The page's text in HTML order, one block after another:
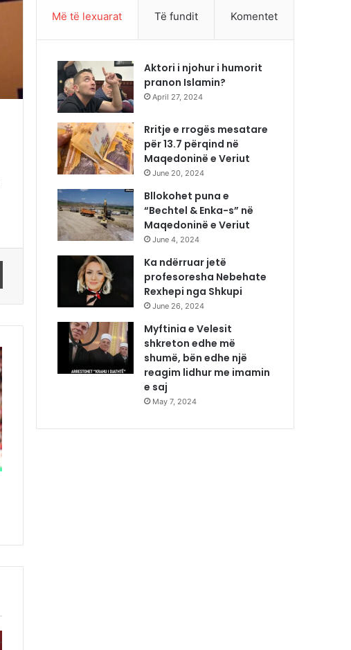
Më të lexuarat Të fundit Komentet
Aktori i njohur i humorit
pranon Islamin?
April 27, 2024
Rritje e rrogës mesatare
për 13.7 përqind në
Maqedoninë e Veriut
June 20, 2024
Bllokohet puna e
“Bechtel & Enka-s” në
Maqedoninë e Veriut
June 4, 2024
Ka ndërruar jetë
profesoresha Nebehate
Rexhepi nga Shkupi
June 26, 2024
Myftinia e Velesit
shkreton edhe më
shumë, bën edhe një
reagim lidhur me imamin
e saj
May 7, 2024